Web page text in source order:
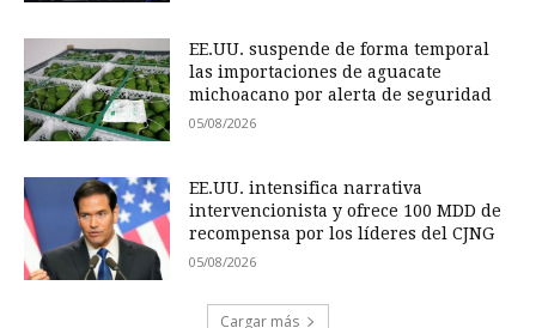
EE.UU. suspende de forma temporal
las importaciones de aguacate
michoacano por alerta de seguridad
05/08/2026
EE.UU. intensifica narrativa
intervencionista y ofrece 100 MDD de
recompensa por los líderes del CJNG
05/08/2026
Cargar más